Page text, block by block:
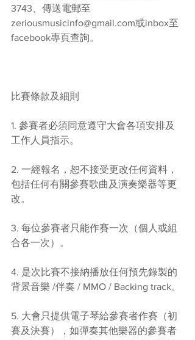
3743、傳送電郵至
zeriousmusicinfo@gmail.com或inbox至
facebook專頁查詢。
比賽條款及細則
1. 參賽者必須同意遵守大會各項安排及
工作人員指示。
2. 一經報名，恕不接受更改任何資料，
包括任何有關參賽歌曲及演奏樂器等更
改。
3. 每位參賽者只能作賽一次（個人或組
合各一次）。
4. 是次比賽不接納播放任何預先錄製的
背景音樂 /伴奏 / MMO / Backing track。
5. 大會只提供電子琴給參賽者作賽（初
賽及決賽），如彈奏其他樂器的參賽者